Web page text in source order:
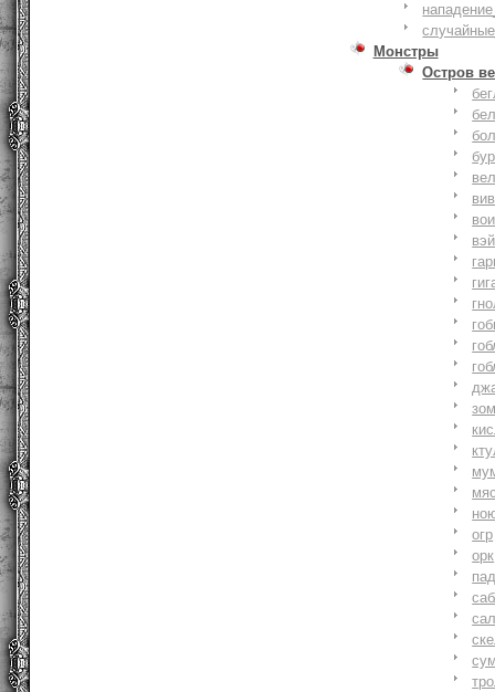
Монстры
Остров
огр
орк